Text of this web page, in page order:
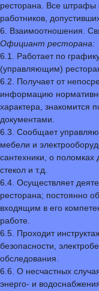
ресторана. Все штрафы
работников,
6. Взаимоотношения.
Официант ресторана:
6.1. Работает по
(управляющим)
6.2. Получает от
информацию
характера, знакомится
документами.
6.3. Сообщает
мебели и
сантехники, о поломках
стекол и т.д.
6.4. Осуществляет
ресторана; постоянно
входящим в его
работе.
6.5. Проходит
безопасности,
обследования.
6.6. О несчастных
энерго- и